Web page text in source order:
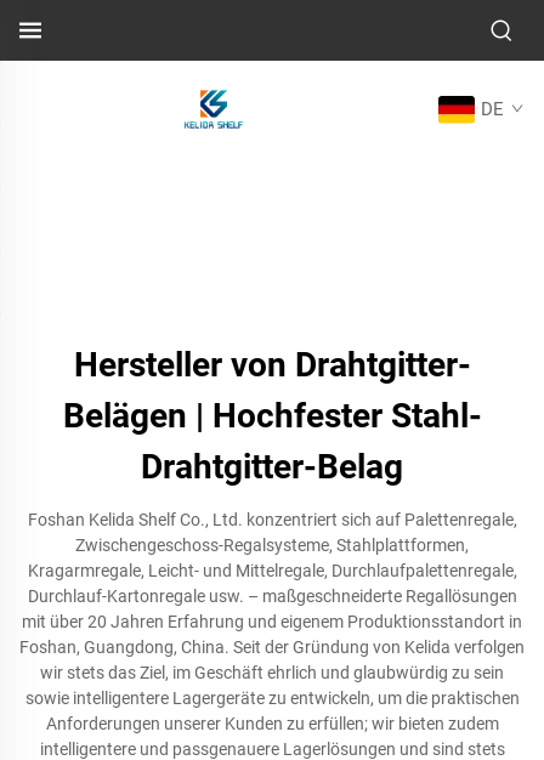
DE
Hersteller von Drahtgitter-
Belägen | Hochfester Stahl-
Drahtgitter-Belag
Foshan Kelida Shelf Co., Ltd. konzentriert sich auf Palettenregale,
Zwischengeschoss-Regalsysteme, Stahlplattformen,
Kragarmregale, Leicht- und Mittelregale, Durchlaufpalettenregale,
Durchlauf-Kartonregale usw. – maßgeschneiderte Regallösungen
mit über 20 Jahren Erfahrung und eigenem Produktionsstandort in
Foshan, Guangdong, China. Seit der Gründung von Kelida verfolgen
wir stets das Ziel, im Geschäft ehrlich und glaubwürdig zu sein
sowie intelligentere Lagergeräte zu entwickeln, um die praktischen
Anforderungen unserer Kunden zu erfüllen; wir bieten zudem
intelligentere und passgenauere Lagerlösungen und sind stets